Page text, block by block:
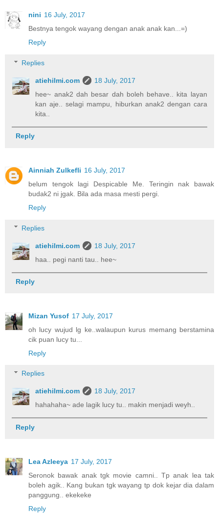
nini 16 July, 2017
Bestnya tengok wayang dengan anak anak kan...=)
Reply
Replies
atiehilmi.com
18 July, 2017
hee~ anak2 dah besar dah boleh behave.. kita layan
kan aje.. selagi mampu, hiburkan anak2 dengan cara
kita..
Reply
Ainniah Zulkefli 16 July, 2017
belum tengok lagi Despicable Me. Teringin nak bawak
budak2 ni jgak. Bila ada masa mesti pergi.
Reply
Replies
atiehilmi.com
18 July, 2017
haa.. pegi nanti tau.. hee~
Reply
Mizan Yusof 17 July, 2017
oh lucy wujud lg ke..walaupun kurus memang berstamina
cik puan lucy tu...
Reply
Replies
atiehilmi.com
18 July, 2017
hahahaha~ ade lagik lucy tu.. makin menjadi weyh..
Reply
Lea Azleeya 17 July, 2017
Seronok bawak anak tgk movie camni.. Tp anak lea tak
boleh agik.. Kang bukan tgk wayang tp dok kejar dia dalam
panggung.. ekekeke
Reply